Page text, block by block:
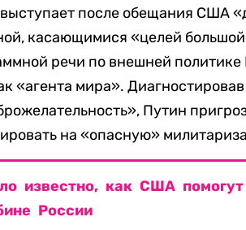
после обещания США
касающимися «целей
речи по внешней
«агента мира».
Путин
на «опасную»
известно, как США
России